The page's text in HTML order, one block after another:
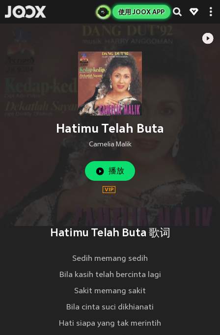
使用 JOOX APP
Hatimu Telah Buta
Camelia Malik
播放
Hatimu Telah Buta 歌词
Sedih memang sedih
Bila kasih telah bercinta lagi
Sakit memang sakit
Bila cinta suci dikhianati
Hati siapa yang tak merintih